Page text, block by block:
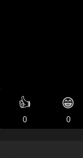
👍
0
😁
0